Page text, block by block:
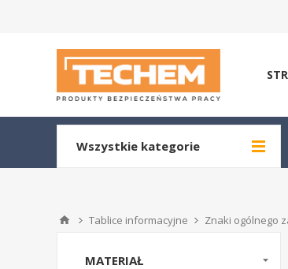
Wszystkie kategorie
Tablice informacyjne Znaki ogólnego
MATERIAŁ